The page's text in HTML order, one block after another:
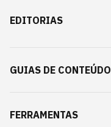
EDITORIAS
GUIAS DE CONTEÚDO
FERRAMENTAS